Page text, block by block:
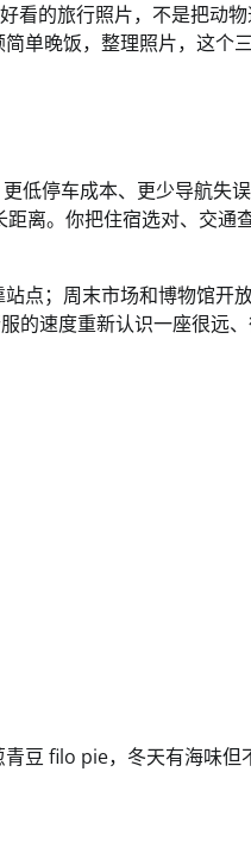
看的旅行照片，不是把动
单晚饭，整理照片，这个
低停车成本、更少导航失
离。你把住宿选对、交通
点；周末市场和博物馆开
的速度重新认识一座很远
豆 filo pie，冬天有海味但